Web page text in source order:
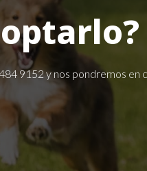
9152y nos pondremos en